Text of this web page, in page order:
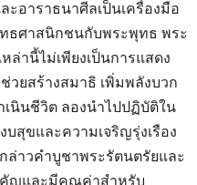
อาราธนาศีลเป็นเครื่องมือ
ธศาสนิกชนกับพระพุทธ พระ
ล่านี้ไม่เพียงเป็นการแสดง
วยสร้างสมาธิ เพิ่มพลังบวก
นินชีวิต ลองนำไปปฏิบัติใน
บสุขและความเจริญรุ่งเรือง
ล่าวคำบูชาพระรัตนตรัยและ
คัญและมีคุณค่าสำหรับ